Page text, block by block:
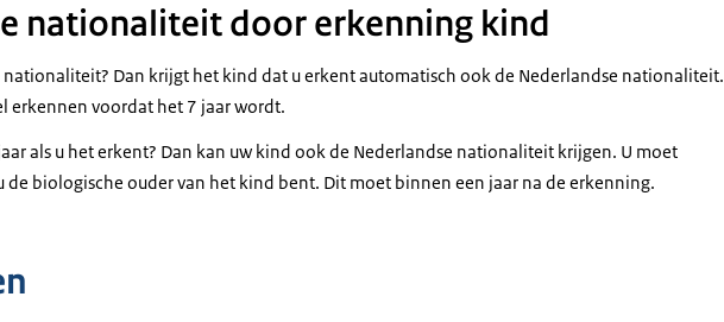
nationaliteit door erkenning kind
nationaliteit? Dan krijgt het kind dat u erkent automatisch ook de Nederlandse nationaliteit.
erkennen voordat het 7 jaar wordt.
als u het erkent? Dan kan uw kind ook de Nederlandse nationaliteit krijgen. U moet
de biologische ouder van het kind bent. Dit moet binnen een jaar na de erkenning.